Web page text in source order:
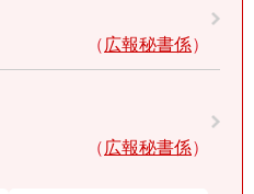
広報秘書係
広報秘書係